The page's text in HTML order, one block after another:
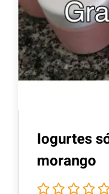
Iogurtes
morango